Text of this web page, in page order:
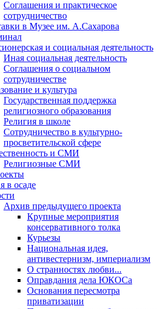
Соглашения и практическое
сотрудничество
в Музее им. А.Сахарова
и социальная деятельность
Иная социальная деятельность
Соглашения о социальном
сотрудничестве
и культура
Государственная поддержка
религиозного образования
Религия в школе
Сотрудничество в культурно-
просветительской сфере
и СМИ
Религиозные СМИ
в осаде
Архив предыдущего проекта
Крупные мероприятия
консервативного толка
Курьезы
Национальная идея,
антивестернизм, империализм
О странностях любви...
Оправдания дела ЮКОСа
Основания пересмотра
приватизации